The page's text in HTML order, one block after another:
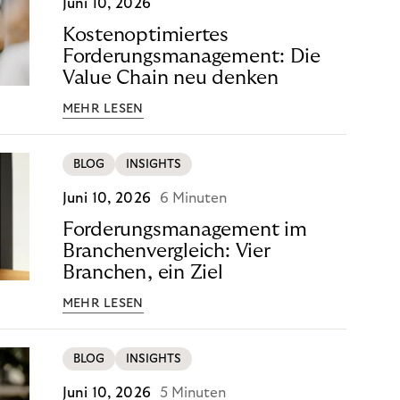
Juni 10, 2026
Kostenoptimiertes
Forderungsmanagement: Die
Value Chain neu denken
MEHR LESEN
BLOG INSIGHTS
Juni 10, 2026 6 Minuten
Forderungsmanagement im
Branchenvergleich: Vier
Branchen, ein Ziel
MEHR LESEN
BLOG INSIGHTS
Juni 10, 2026 5 Minuten